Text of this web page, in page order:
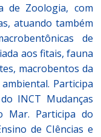
de Zoologia, com
atuando também
de
aos fitais, fauna
macrobentos da
Participa
INCT Mudanças
Mar. Participa do
de CIências e